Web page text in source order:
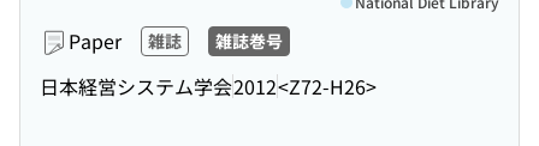
Paper 雑誌 雑誌巻号
日本経営システム学会2012<Z72-H26>